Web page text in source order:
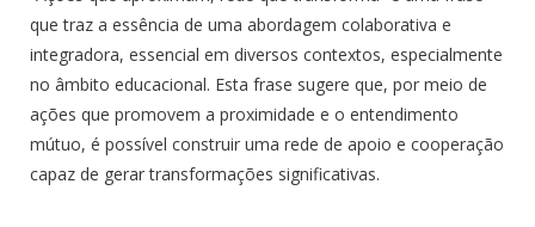
que traz a essência de uma abordagem colaborativa e
integradora, essencial em diversos contextos, especialmente
no âmbito educacional. Esta frase sugere que, por meio de
ações que promovem a proximidade e o entendimento
mútuo, é possível construir uma rede de apoio e cooperação
capaz de gerar transformações significativas.